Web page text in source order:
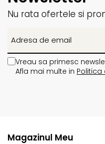
Nu rata ofertele si
Vreau sa primesc
Afla mai multe in
Magazinul Meu